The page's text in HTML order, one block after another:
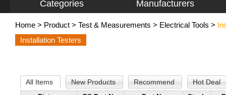
Categories Manufacturers
Home > Product > Test & Measurements > Electrical Tools >
Installation Testers
All Items New Products Recommend Hot Deal